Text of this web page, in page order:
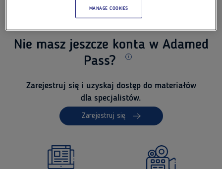
Nie masz jeszcze konta w Adamed
Pass?
Zarejestruj się i uzyskaj dostęp do materiałów
dla specjalistów.
Zarejestruj się
MANAGE COOKIES